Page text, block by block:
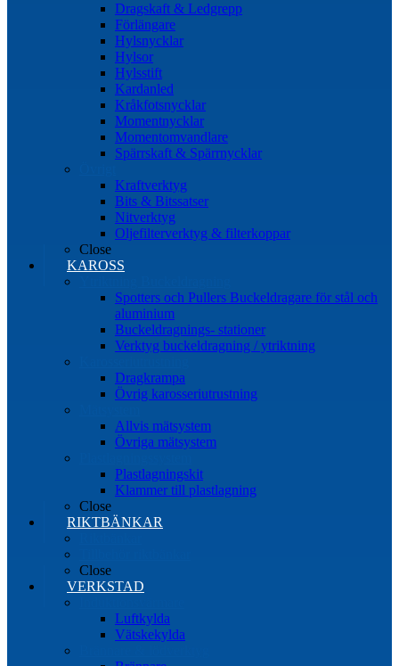
Dragskaft & Ledgrepp
Förlängare
Hylsnycklar
Hylsor
Hylsstift
Kardanled
Kråkfotsnycklar
Momentnycklar
Momentomvandlare
Spärrskaft & Spärrnycklar
Kraftverktyg
Bits & Bitssatser
Nitverktyg
Oljefilterverktyg & filterkoppar
Close
KAROSS
Spotters och Pullers Buckeldragare för stål och
aluminium
Buckeldragnings- stationer
Verktyg buckeldragning / ytriktning
Dragkrampa
Övrig karosseriutrustning
Allvis mätsystem
Övriga mätsystem
Plastlagningskit
Klammer till plastlagning
Close
RIKTBÄNKAR
Close
VERKSTAD
Luftkylda
Vätskekylda